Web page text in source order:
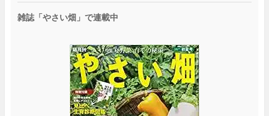
雑誌「やさい畑」で連載中